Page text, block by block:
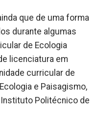
que de uma forma
durante algumas
de Ecologia
licenciatura em
curricular de
e Paisagismo,
Instituto Politécnico de